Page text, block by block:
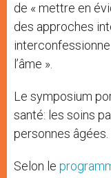
de « mettre en
des approches
l’âme ».
Le symposium
santé: les soins
personnes âgées.
Selon le